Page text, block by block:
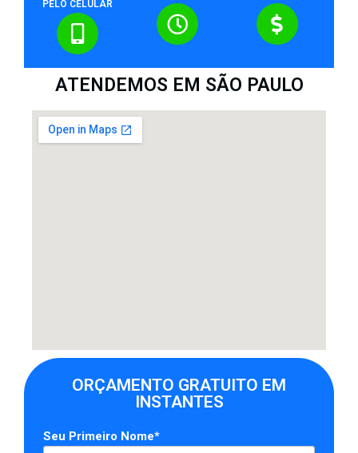
PELO CELULAR
ATENDEMOS EM SÃO PAULO
ORÇAMENTO GRATUITO EM
INSTANTES
Seu Primeiro Nome*